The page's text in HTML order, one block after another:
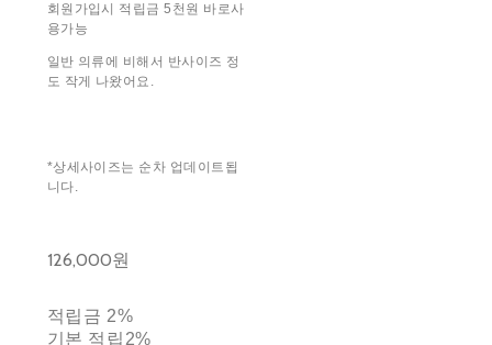
회원가입시 적립금 5천원 바로사
용가능
일반 의류에 비해서 반사이즈 정
도 작게 나왔어요.
*상세사이즈는 순차 업데이트됩
니다.
126,000원
적립금 2%
기본 적립 2%